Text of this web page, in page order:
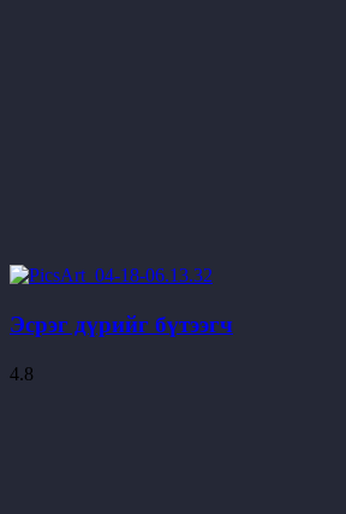
Эсрэг дүрийг бүтээгч
4.8